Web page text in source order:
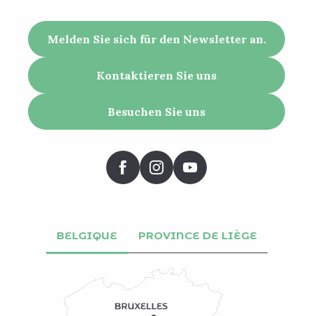
Melden Sie sich für den Newsletter an.
Kontaktieren Sie uns
Besuchen Sie uns
BELGIQUE PROVINCE DE LIÈGE